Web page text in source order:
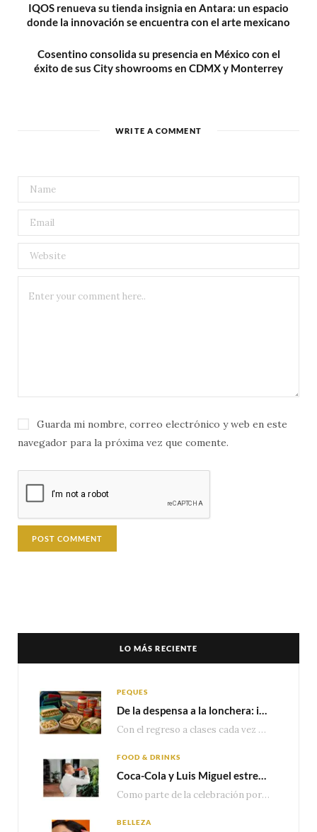
IQOS renueva su tienda insignia en Antara: un espacio
donde la innovación se encuentra con el arte mexicano
Cosentino consolida su presencia en México con el
éxito de sus City showrooms en CDMX y Monterrey
WRITE A COMMENT
Guarda mi nombre, correo electrónico y web en este
navegador para la próxima vez que comente.
LO MÁS RECIENTE
PEQUES
De la despensa a la lonchera: ideas rápidas para el regreso a clases
Con el regreso a clases cada vez más cerca, las familias comienzan a reorganizar horarios,…
FOOD & DRINKS
Coca-Cola y Luis Miguel estrenan el comercial que celebra 100 años de historia junto a México
Como parte de la celebración por sus primeros 100 años enMéxico, Coca-Cola presenta hoy el…
BELLEZA